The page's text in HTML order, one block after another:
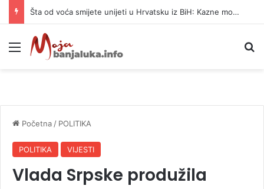
Šta od voća smijete unijeti u Hrvatsku iz BiH: Kazne mogu dostići 13.260 evra
Meni
Početna / POLITIKA
POLITIKA VIJESTI
Vlada Srpske produžila